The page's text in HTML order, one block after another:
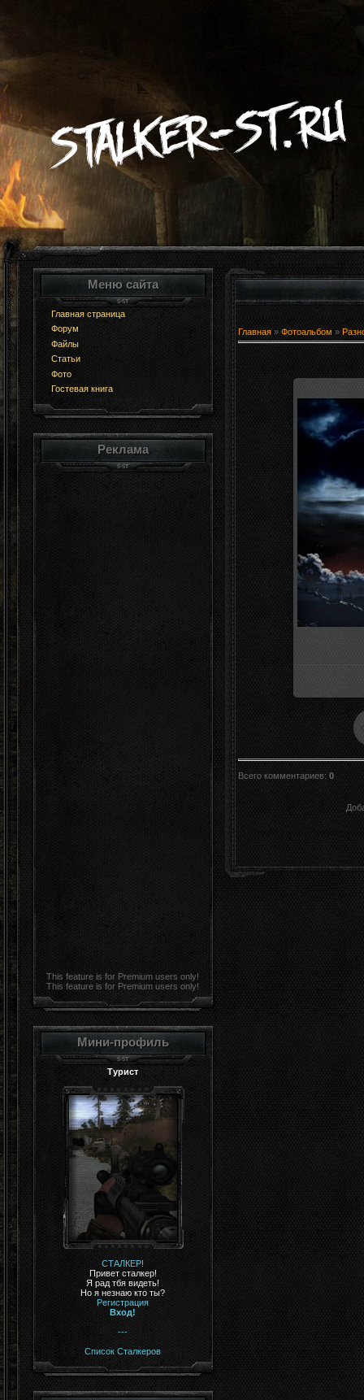
Меню сайта
Главная страница
Форум
Файлы
Статьи
Фото
Гостевая книга
Реклама
This feature is for Premium users only!
This feature is for Premium users only!
Мини-профиль
Турист
СТАЛКЕР!
Привет сталкер!
Я рад тбя видеть!
Но я незнаю кто ты?
Регистрация
Вход!
---
Список Сталкеров
Главная » Фотоальбом »
Всего комментариев: 0